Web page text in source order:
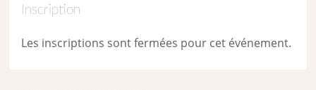
Inscription
Les inscriptions sont fermées pour cet événement.